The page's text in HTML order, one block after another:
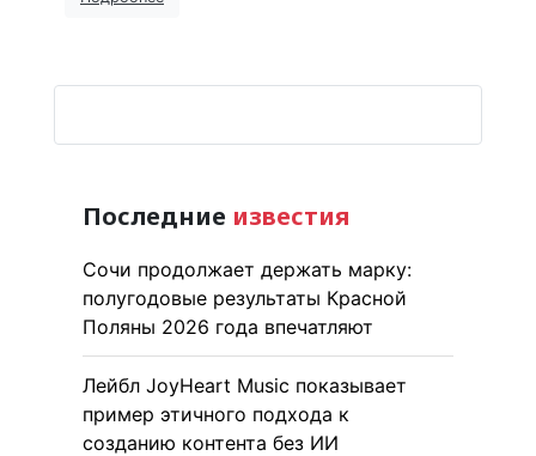
Последние известия
Сочи продолжает держать марку:
полугодовые результаты Красной
Поляны 2026 года впечатляют
Лейбл JoyHeart Music показывает
пример этичного подхода к
созданию контента без ИИ